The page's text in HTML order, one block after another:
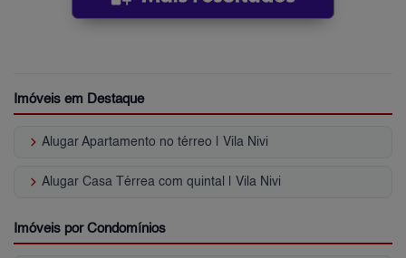
Imóveis em Destaque
keyboard_arrow_right Alugar Apartamento no térreo | Vila Nivi
keyboard_arrow_right Alugar Casa Térrea com quintal | Vila Nivi
Imóveis por Condomínios